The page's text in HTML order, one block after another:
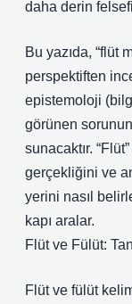
daha derin
Bu yazıda, “flüt
perspektiften
epistemoloji
görünen
sunacaktır.
gerçekliğini ve
yerini nasıl
kapı aralar.
Flüt ve Fülüt:
Flüt ve fülüt